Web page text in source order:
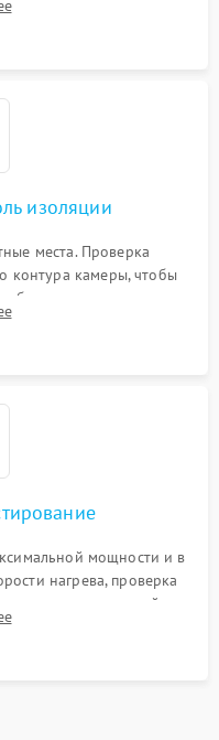
контактов и замена
изоляции
места. Проверка
контура камеры, чтобы
и потерю тепла.
корпуса шкафа.
мощности и в
нагрева, проверка
достижении заданной
утечек тока.